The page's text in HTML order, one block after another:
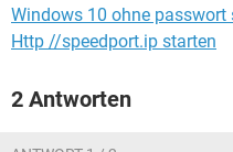
Windows 10 ohne passwort
Http //speedport.ip starten
2 Antworten